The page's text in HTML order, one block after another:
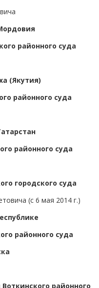
районного суда
(Якутия)
районного суда
районного суда
городского суда
(с 6 мая 2014 г.)
районного суда
районного